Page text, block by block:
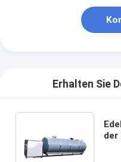
Erhalten Sie
der